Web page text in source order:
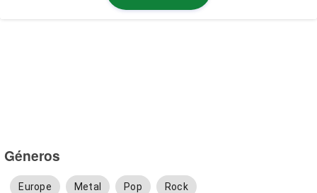
Géneros
Europe Metal Pop Rock